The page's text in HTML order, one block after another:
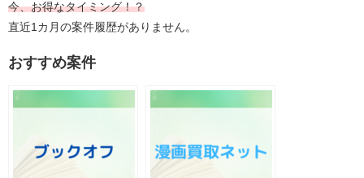
今、お得なタイミング！？
直近1カ月の案件履歴がありません。
おすすめ案件